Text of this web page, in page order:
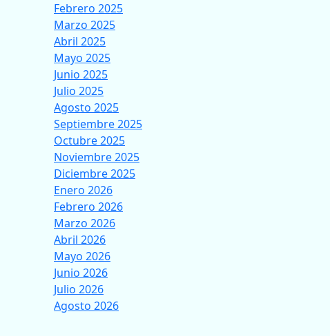
Febrero 2025
Marzo 2025
Abril 2025
Mayo 2025
Junio 2025
Julio 2025
Agosto 2025
Septiembre 2025
Octubre 2025
Noviembre 2025
Diciembre 2025
Enero 2026
Febrero 2026
Marzo 2026
Abril 2026
Mayo 2026
Junio 2026
Julio 2026
Agosto 2026